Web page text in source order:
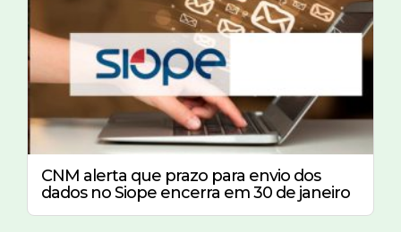
CNM alerta que prazo para envio dos
dados no Siope encerra em 30 de janeiro